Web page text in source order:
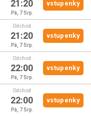
21:20
Pá, 7 Srp.
vstupenky
Odchod
21:20
Pá, 7 Srp.
vstupenky
Odchod
22:00
Pá, 7 Srp.
vstupenky
Odchod
22:00
Pá, 7 Srp.
vstupenky